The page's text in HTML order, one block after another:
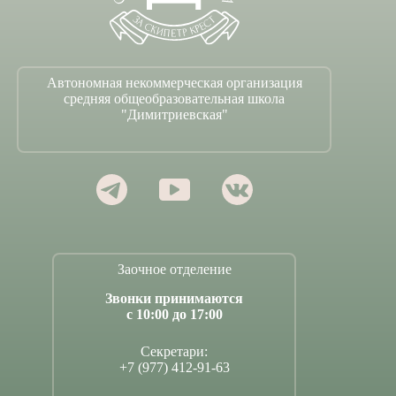
Автономная некоммерческая организация
средняя общеобразовательная школа
"Димитриевская"
Заочное отделение
Звонки принимаются
с 10:00 до 17:00
Секретари:
+7 (977) 412-91-63